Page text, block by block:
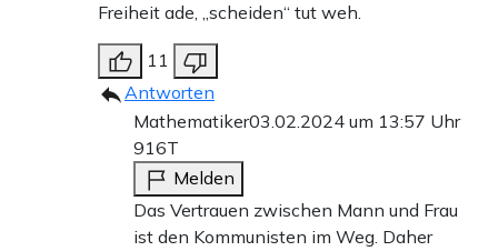
Freiheit ade, „scheiden“ tut weh.
11
Antworten
Mathematiker03.02.2024 um 13:57 Uhr
916T
Melden
Das Vertrauen zwischen Mann und Frau
ist den Kommunisten im Weg. Daher